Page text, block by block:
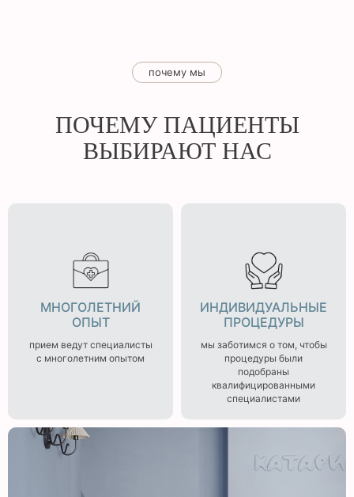
почему мы
ПОЧЕМУ ПАЦИЕНТЫ
ВЫБИРАЮТ НАС
МНОГОЛЕТНИЙ
ОПЫТ
прием ведут специалисты
с многолетним опытом
ИНДИВИДУАЛЬНЫЕ
ПРОЦЕДУРЫ
мы заботимся о том, чтобы
процедуры были
подобраны
квалифицированными
специалистами